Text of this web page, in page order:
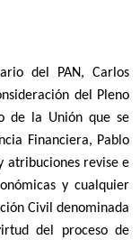
del PAN, Carlos
del Pleno
de la Unión que se
Financiera, Pablo
atribuciones revise e
y cualquier
Civil denominada
del proceso de